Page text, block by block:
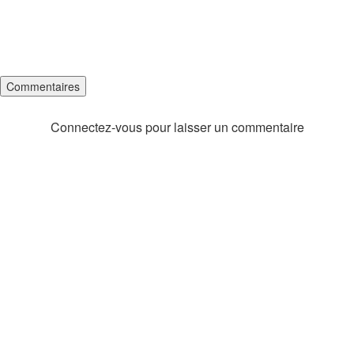
Commentaires
Connectez-vous pour laisser un commentaire